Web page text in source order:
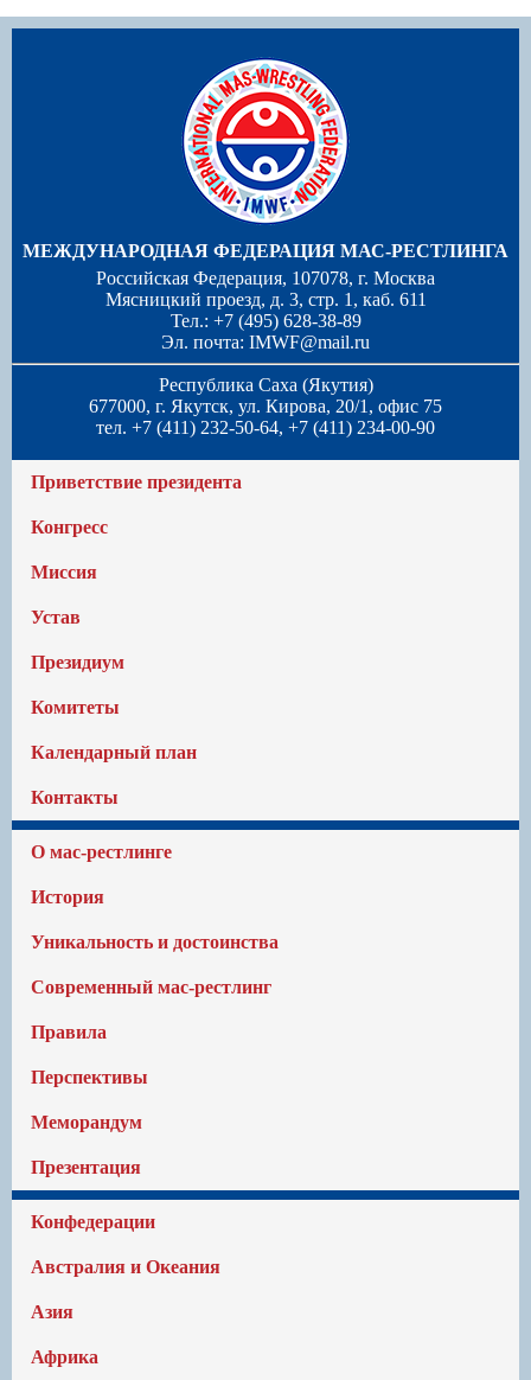
МЕЖДУНАРОДНАЯ ФЕДЕРАЦИЯ МАС-РЕСТЛИНГА
Российская Федерация, 107078, г. Москва
Мясницкий проезд, д. 3, стр. 1, каб. 611
Тел.: +7 (495) 628-38-89
Эл. почта: IMWF@mail.ru
Республика Саха (Якутия)
677000, г. Якутск, ул. Кирова, 20/1, офис 75
тел. +7 (411) 232-50-64, +7 (411) 234-00-90
Приветствие президента
Конгресс
Миссия
Устав
Президиум
Комитеты
Календарный план
Контакты
О мас-рестлинге
История
Уникальность и достоинства
Современный мас-рестлинг
Правила
Перспективы
Меморандум
Презентация
Конфедерации
Австралия и Океания
Азия
Африка